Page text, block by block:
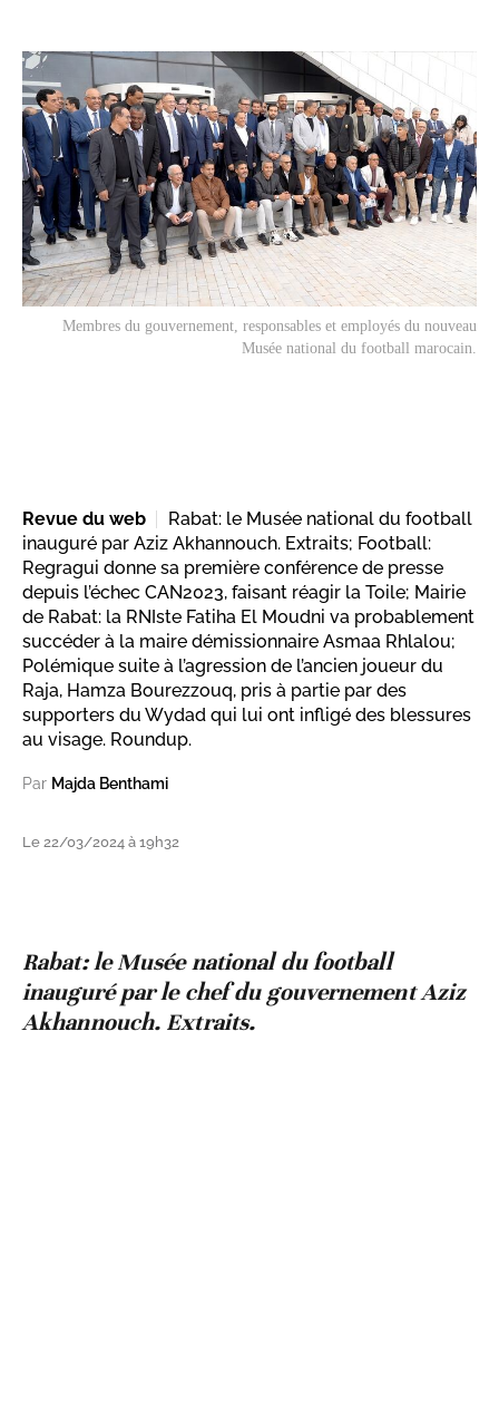
Membres du gouvernement, responsables et employés du nouveau
Musée national du football marocain.
Revue du web
Rabat: le Musée national du football
inauguré par Aziz Akhannouch. Extraits; Football:
Regragui donne sa première conférence de presse
depuis l’échec CAN2023, faisant réagir la Toile; Mairie
de Rabat: la RNIste Fatiha El Moudni va probablement
succéder à la maire démissionnaire Asmaa Rhlalou;
Polémique suite à l’agression de l’ancien joueur du
Raja, Hamza Bourezzouq, pris à partie par des
supporters du Wydad qui lui ont infligé des blessures
au visage. Roundup.
Par Majda Benthami
Le 22/03/2024 à 19h32
Rabat: le Musée national du football
inauguré par le chef du gouvernement Aziz
Akhannouch. Extraits.